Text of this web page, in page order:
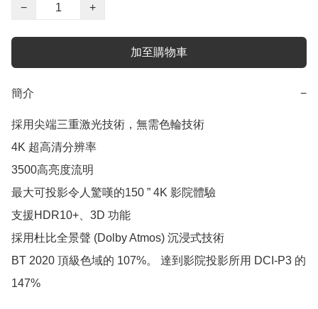
−
+
加至購物車
簡介 −
採用尖端三重激光技術，無需色輪技術
4K 超高清分辨率
3500高亮度流明
最大可投影令人驚嘆的150 ” 4K 影院體驗
支援HDR10+、3D 功能
採用杜比全景聲 (Dolby Atmos) 沉浸式技術
BT 2020 頂級色域的 107%。 達到影院投影所用 DCI-P3 的
147%